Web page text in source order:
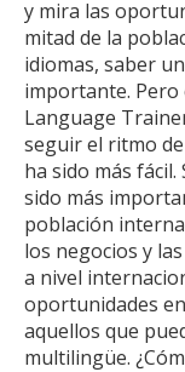
y mira las
mitad de la
idiomas, saber
importante.
Language
seguir el ritmo
ha sido más
sido más
población
los negocios y
a nivel
oportunidades
aquellos que
multilingüe.